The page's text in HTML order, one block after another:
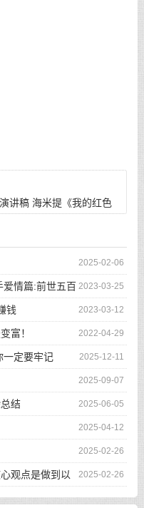
讲稿 海米提《我的红色
2025-02-06
2023-03-25
爱情篇:前世五百
2023-03-12
钱
2022-04-29
富！
2025-12-11
一定要牢记
2025-09-07
2025-06-05
结
2025-04-12
2025-02-26
2025-02-26
观点是做到以